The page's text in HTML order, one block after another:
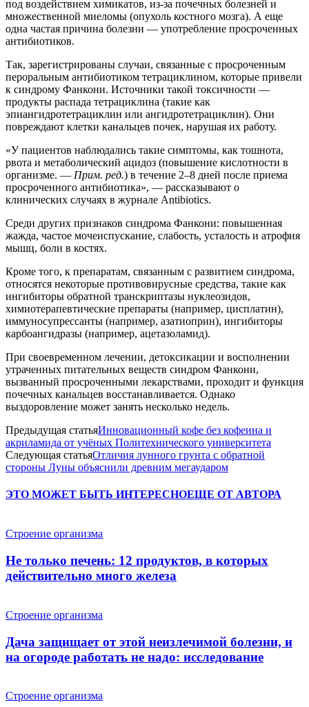
под воздействием химикатов, из-за почечных болезней и
множественной миеломы (опухоль костного мозга). А еще
одна частая причина болезни — употребление просроченных
антибиотиков.
Так, зарегистрированы случаи, связанные с просроченным
пероральным антибиотиком тетрациклином, которые привели
к синдрому Фанкони. Источники такой токсичности —
продукты распада тетрациклина (такие как
эпиангидротетрациклин или ангидротетрациклин). Они
повреждают клетки канальцев почек, нарушая их работу.
«У пациентов наблюдались такие симптомы, как тошнота,
рвота и метаболический ацидоз (повышение кислотности в
организме. — Прим. ред.) в течение 2–8 дней после приема
просроченного антибиотика», — рассказывают о
клинических случаях в журнале Antibiotics.
Среди других признаков синдрома Фанкони: повышенная
жажда, частое мочеиспускание, слабость, усталость и атрофия
мышц, боли в костях.
Кроме того, к препаратам, связанным с развитием синдрома,
относятся некоторые противовирусные средства, такие как
ингибиторы обратной транскриптазы нуклеозидов,
химиотерапевтические препараты (например, цисплатин),
иммуносупрессанты (например, азатиоприн), ингибиторы
карбоангидразы (например, ацетазоламид).
При своевременном лечении, детоксикации и восполнении
утраченных питательных веществ синдром Фанкони,
вызванный просроченными лекарствами, проходит и функция
почечных канальцев восстанавливается. Однако
выздоровление может занять несколько недель.
Предыдущая статьяИнновационный кофе без кофеина и
акриламида от учёных Политехнического университета
Следующая статьяОтличия лунного грунта с обратной
стороны Луны объяснили древним мегаударом
ЭТО МОЖЕТ БЫТЬ ИНТЕРЕСНОЕЩЕ ОТ АВТОРА
Строение организма
Не только печень: 12 продуктов, в которых
действительно много железа
Строение организма
Дача защищает от этой неизлечимой болезни, и
на огороде работать не надо: исследование
Строение организма